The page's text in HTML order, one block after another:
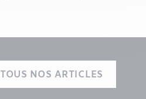
TOUS NOS ARTICLES